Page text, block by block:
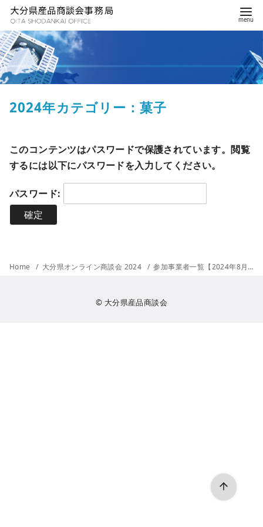
2024年カテゴリー：菓子
このコンテンツはパスワードで保護されています。閲覧
するには以下にパスワードを入力してください。
パスワード:
Home 大分県オンライン商談会 2024 参加事業者一覧【2024年8月】
© 大分県産品商談会